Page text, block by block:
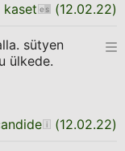
kaset (12.02.22)
sütyen
ülkede.
(12.02.22)